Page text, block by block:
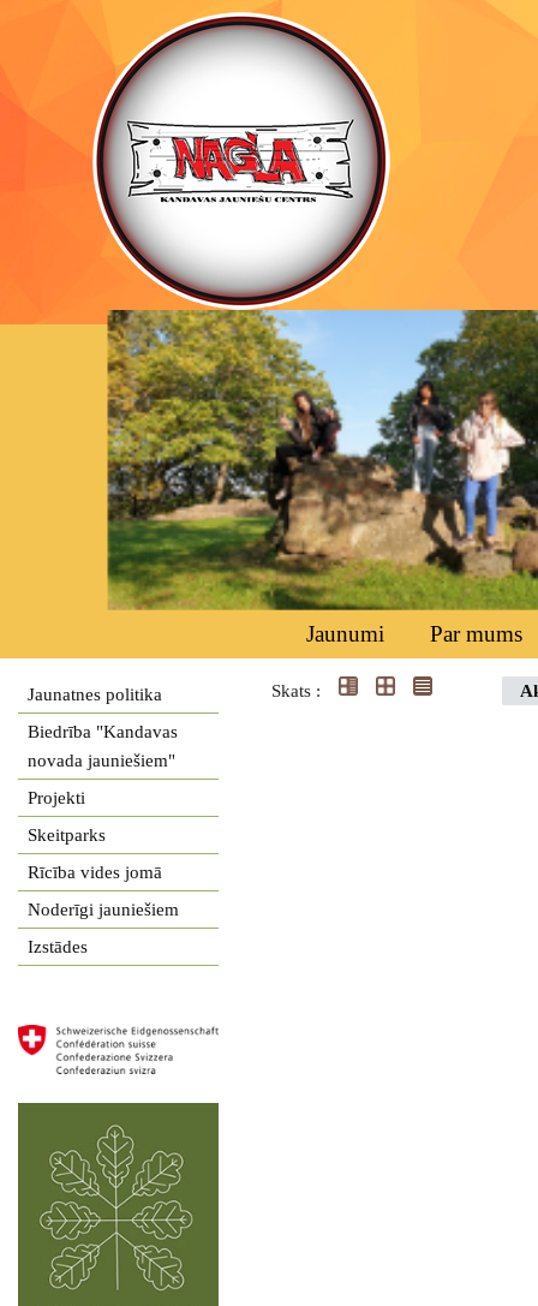
Jaunumi Par mums
Jaunatnes politika
Biedrība "Kandavas
novada jauniešiem"
Projekti
Skeitparks
Rīcība vides jomā
Noderīgi jauniešiem
Izstādes
Skats :